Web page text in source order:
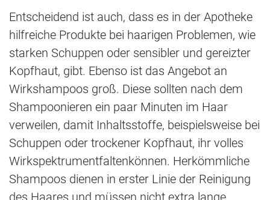
Entscheidend ist auch, dass es in der Apotheke
hilfreiche Produkte bei haarigen Problemen, wie
starken Schuppen oder sensibler und gereizter
Kopfhaut, gibt. Ebenso ist das Angebot an
Wirkshampoos groß. Diese sollten nach dem
Shampoonieren ein paar Minuten im Haar
verweilen, damit Inhaltsstoffe, beispielsweise bei
Schuppen oder trockener Kopfhaut, ihr volles
Wirkspektrumentfaltenkönnen. Herkömmliche
Shampoos dienen in erster Linie der Reinigung
des Haares und müssen nicht extra lange